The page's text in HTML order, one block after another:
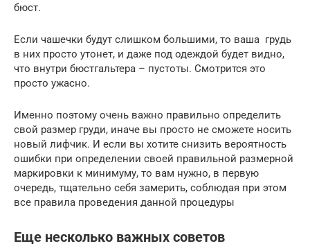
бюст.
Если чашечки будут слишком большими, то ваша грудь
в них просто утонет, и даже под одеждой будет видно,
что внутри бюстгальтера – пустоты. Смотрится это
просто ужасно.
Именно поэтому очень важно правильно определить
свой размер груди, иначе вы просто не сможете носить
новый лифчик. И если вы хотите снизить вероятность
ошибки при определении своей правильной размерной
маркировки к минимуму, то вам нужно, в первую
очередь, тщательно себя замерить, соблюдая при этом
все правила проведения данной процедуры
Еще несколько важных советов